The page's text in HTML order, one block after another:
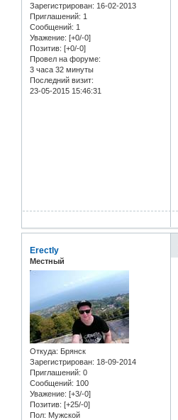
Зарегистрирован: 16-02-2013
Приглашений: 1
Сообщений: 1
Уважение: [+0/-0]
Позитив: [+0/-0]
Провел на форуме:
3 часа 32 минуты
Последний визит:
23-05-2015 15:46:31
Erectly
Местный
Откуда: Брянск
Зарегистрирован: 18-09-2014
Приглашений: 0
Сообщений: 100
Уважение: [+3/-0]
Позитив: [+25/-0]
Пол: Мужской